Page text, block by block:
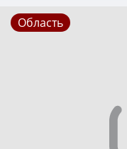
Область